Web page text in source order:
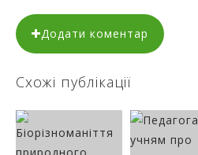
Додати коментар
Схожі публікації